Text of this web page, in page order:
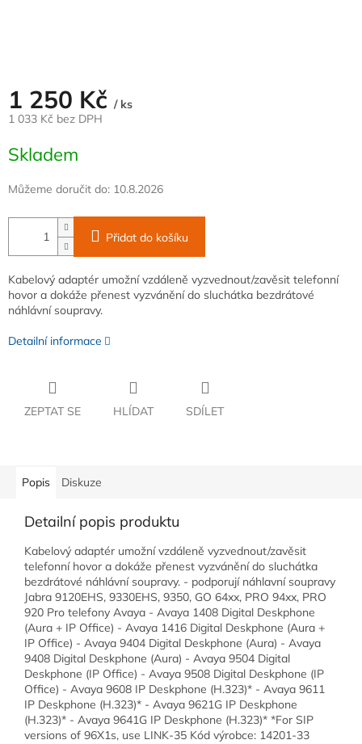
1 250 Kč / ks
1 033 Kč bez DPH
cena:
Skladem
Můžeme doručit do: 10.8.2026
Přidat do košíku
Kabelový adaptér umožní vzdáleně vyzvednout/zavěsit telefonní
hovor a dokáže přenest vyzvánění do sluchátka bezdrátové
náhlávní soupravy.
Detailní informace
ZEPTAT SE HLÍDAT SDÍLET
Popis Diskuze
Detailní popis produktu
Kabelový adaptér umožní vzdáleně vyzvednout/zavěsit
telefonní hovor a dokáže přenest vyzvánění do sluchátka
bezdrátové náhlávní soupravy. - podporují náhlavní soupravy
Jabra 9120EHS, 9330EHS, 9350, GO 64xx, PRO 94xx, PRO
920 Pro telefony Avaya - Avaya 1408 Digital Deskphone
(Aura + IP Office) - Avaya 1416 Digital Deskphone (Aura +
IP Office) - Avaya 9404 Digital Deskphone (Aura) - Avaya
9408 Digital Deskphone (Aura) - Avaya 9504 Digital
Deskphone (IP Office) - Avaya 9508 Digital Deskphone (IP
Office) - Avaya 9608 IP Deskphone (H.323)* - Avaya 9611
IP Deskphone (H.323)* - Avaya 9621G IP Deskphone
(H.323)* - Avaya 9641G IP Deskphone (H.323)* *For SIP
versions of 96X1s, use LINK-35 Kód výrobce: 14201-33